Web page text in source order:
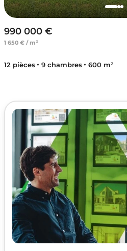
990 000 €
1 650 € / m²
12 pièces 9 chambres 600 m²